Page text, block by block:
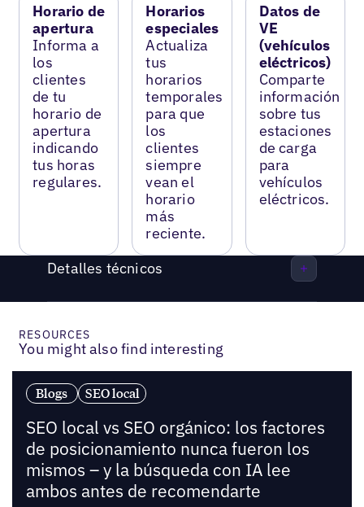
Horario de
apertura
Informa a
los
clientes
de tu
horario de
apertura
indicando
tus horas
regulares.
Horarios
especiales
Actualiza
tus
horarios
temporales
para que
los
clientes
siempre
vean el
horario
más
reciente.
Datos de
VE
(vehículos
eléctricos)
Comparte
información
sobre tus
estaciones
de carga
para
vehículos
eléctricos.
Detalles técnicos
RESOURCES
You might also find interesting
Blogs SEO local
SEO local vs SEO orgánico: los factores
de posicionamiento nunca fueron los
mismos – y la búsqueda con IA lee
ambos antes de recomendarte